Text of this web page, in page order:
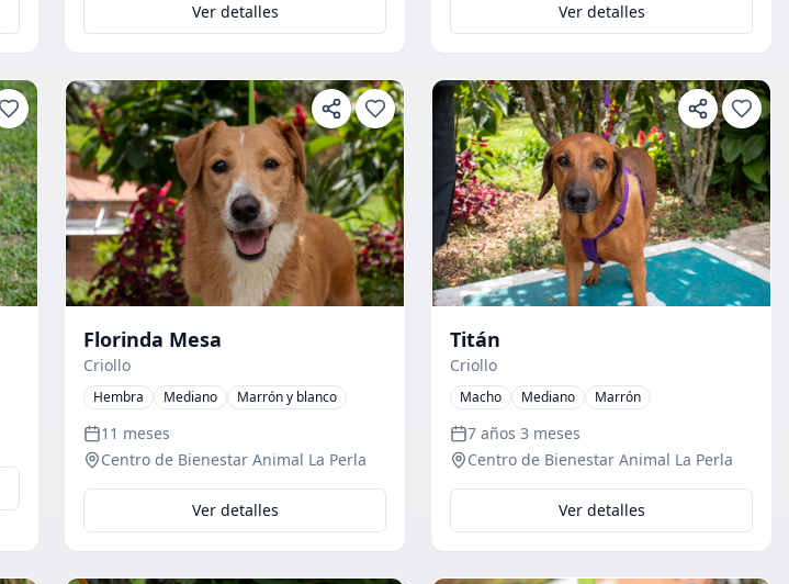
Ver detalles Ver detalles
Florinda Mesa
Criollo
Hembra Mediano Marrón y blanco
11 meses
Centro de Bienestar Animal La Perla
Ver detalles
Titán
Criollo
Macho Mediano Marrón
7 años 3 meses
Centro de Bienestar Animal La Perla
Ver detalles